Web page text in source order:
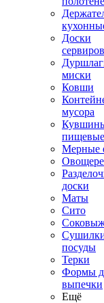
Доски
миски
Ковши
мусора
пищевые
Мерные
доски
Маты
Сито
посуды
Терки
Формы
выпечки
Ещё